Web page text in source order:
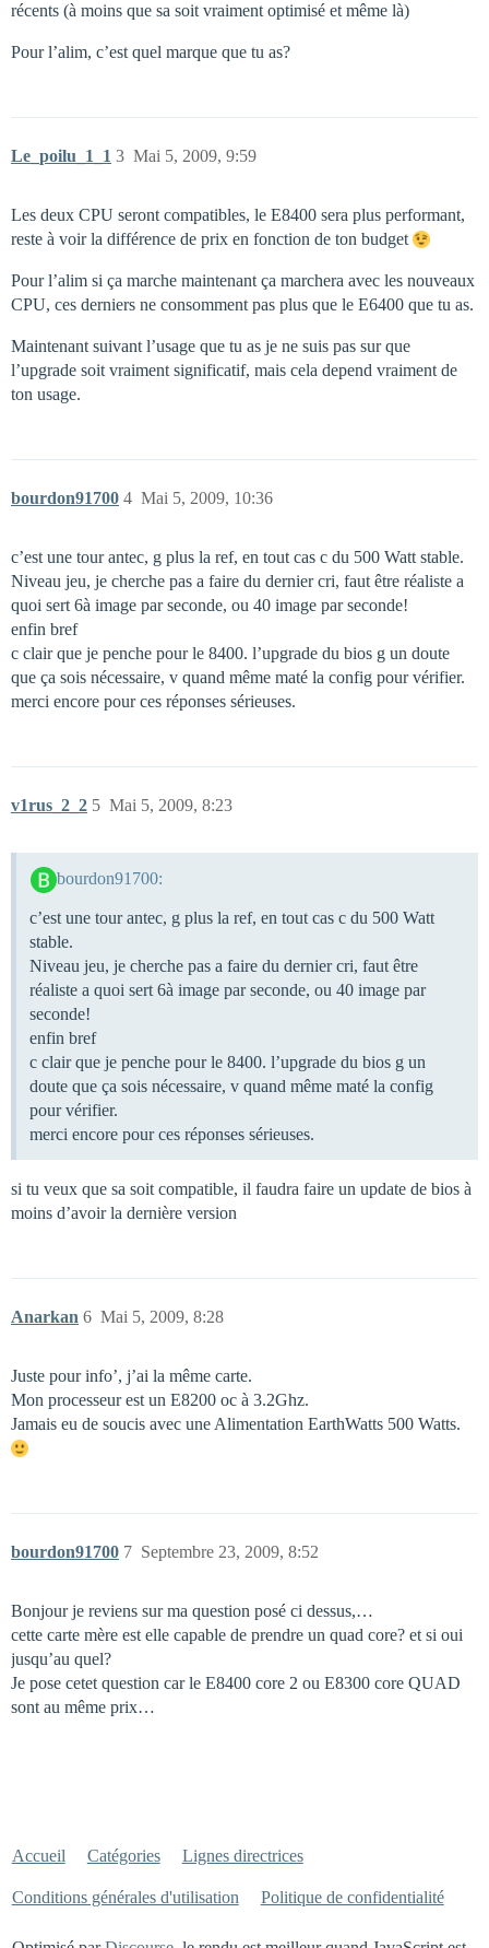
récents (à moins que sa soit vraiment optimisé et même là)
Pour l’alim, c’est quel marque que tu as?
Le_poilu_1_1 Mai 5, 2009, 9:59
3
Les deux CPU seront compatibles, le E8400 sera plus performant,
reste à voir la différence de prix en fonction de ton budget
Pour l’alim si ça marche maintenant ça marchera avec les nouveaux
CPU, ces derniers ne consomment pas plus que le E6400 que tu as.
Maintenant suivant l’usage que tu as je ne suis pas sur que
l’upgrade soit vraiment significatif, mais cela depend vraiment de
ton usage.
bourdon91700 Mai 5, 2009, 10:36
4
c’est une tour antec, g plus la ref, en tout cas c du 500 Watt stable.
Niveau jeu, je cherche pas a faire du dernier cri, faut être réaliste a
quoi sert 6à image par seconde, ou 40 image par seconde!
enfin bref
c clair que je penche pour le 8400. l’upgrade du bios g un doute
que ça sois nécessaire, v quand même maté la config pour vérifier.
merci encore pour ces réponses sérieuses.
v1rus_2_2 Mai 5, 2009, 8:23
5
bourdon91700:
c’est une tour antec, g plus la ref, en tout cas c du 500 Watt
stable.
Niveau jeu, je cherche pas a faire du dernier cri, faut être
réaliste a quoi sert 6à image par seconde, ou 40 image par
seconde!
enfin bref
c clair que je penche pour le 8400. l’upgrade du bios g un
doute que ça sois nécessaire, v quand même maté la config
pour vérifier.
merci encore pour ces réponses sérieuses.
si tu veux que sa soit compatible, il faudra faire un update de bios à
moins d’avoir la dernière version
Anarkan Mai 5, 2009, 8:28
6
Juste pour info’, j’ai la même carte.
Mon processeur est un E8200 oc à 3.2Ghz.
Jamais eu de soucis avec une Alimentation EarthWatts 500 Watts.
bourdon91700 Septembre 23, 2009, 8:52
7
Bonjour je reviens sur ma question posé ci dessus,…
cette carte mère est elle capable de prendre un quad core? et si oui
jusqu’au quel?
Je pose cetet question car le E8400 core 2 ou E8300 core QUAD
sont au même prix…
Accueil Catégories Lignes directrices
Conditions générales d'utilisation Politique de confidentialité